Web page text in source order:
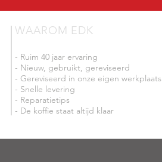
WAAROM EDK
- Ruim 40 jaar ervaring
- Nieuw, gebruikt, gereviseerd
- Gereviseerd in onze eigen werkplaats
- Snelle levering
- Reparatietips
- De koffie staat altijd klaar